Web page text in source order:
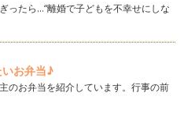
き？
なさんは聞いた『音』をどのよ
っ、こう…
が一人います。日本人の私とア
も英語も…
ったら…“離婚で子どもを不幸せにしな
お弁当♪
のお弁当を紹介しています。行事の前